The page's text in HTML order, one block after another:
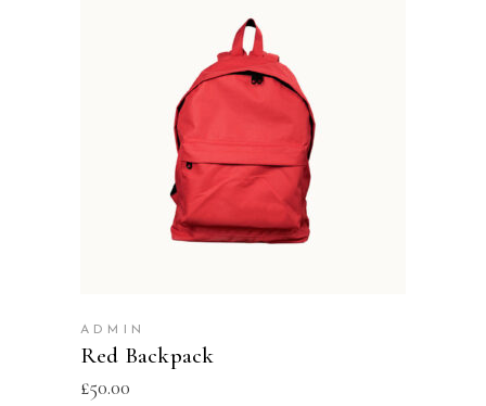
ADD TO CART
ADMIN
Red Backpack
£50.00